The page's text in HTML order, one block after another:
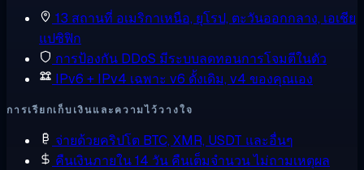
13 สถานที่ อเมริกาเหนือ, ยุโรป, ตะวันออกกลาง, เอเชีย
แปซิฟิก
การป้องกัน DDoS มีระบบลดทอนการโจมตีในตัว
IPv6 + IPv4 เฉพาะ v6 ดั้งเดิม, v4 ของคุณเอง
การเรียกเก็บเงินและความไว้วางใจ
จ่ายด้วยคริปโต BTC, XMR, USDT และอื่นๆ
คืนเงินภายใน 14 วัน คืนเต็มจำนวน ไม่ถามเหตุผล